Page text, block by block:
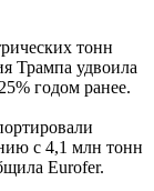
тонн
Трампа удвоила
годом ранее.
с 4,1 млн тонн
Eurofer.